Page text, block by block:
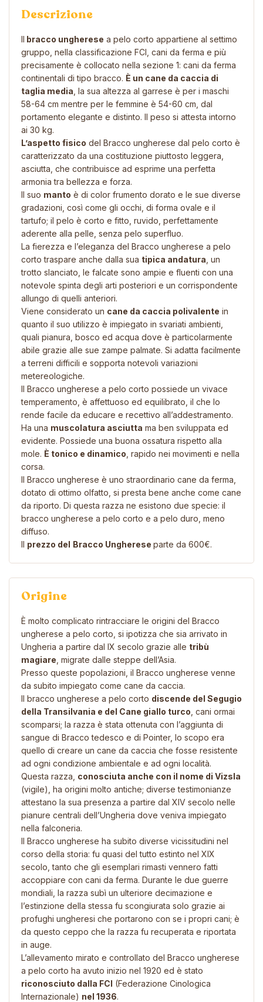
Descrizione
Il bracco ungherese a pelo corto appartiene al settimo
gruppo, nella classificazione FCI, cani da ferma e più
precisamente è collocato nella sezione 1: cani da ferma
continentali di tipo bracco. È un cane da caccia di
taglia media , la sua altezza al garrese è per i maschi
58-64 cm mentre per le femmine è 54-60 cm, dal
portamento elegante e distinto. Il peso si attesta intorno
ai 30 kg.
L’aspetto fisico del Bracco ungherese dal pelo corto è
caratterizzato da una costituzione piuttosto leggera,
asciutta, che contribuisce ad esprime una perfetta
armonia tra bellezza e forza.
Il suo manto è di color frumento dorato e le sue diverse
gradazioni, così come gli occhi, di forma ovale e il
tartufo; il pelo è corto e fitto, ruvido, perfettamente
aderente alla pelle, senza pelo superfluo.
La fierezza e l’eleganza del Bracco ungherese a pelo
corto traspare anche dalla sua tipica andatura , un
trotto slanciato, le falcate sono ampie e fluenti con una
notevole spinta degli arti posteriori e un corrispondente
allungo di quelli anteriori.
Viene considerato un cane da caccia polivalente in
quanto il suo utilizzo è impiegato in svariati ambienti,
quali pianura, bosco ed acqua dove è particolarmente
abile grazie alle sue zampe palmate. Si adatta facilmente
a terreni difficili e sopporta notevoli variazioni
metereologiche.
Il Bracco ungherese a pelo corto possiede un vivace
temperamento, è affettuoso ed equilibrato, il che lo
rende facile da educare e recettivo all’addestramento.
Ha una muscolatura asciutta ma ben sviluppata ed
evidente. Possiede una buona ossatura rispetto alla
mole. È tonico e dinamico , rapido nei movimenti e nella
corsa.
Il Bracco ungherese è uno straordinario cane da ferma,
dotato di ottimo olfatto, si presta bene anche come cane
da riporto. Di questa razza ne esistono due specie: il
bracco ungherese a pelo corto e a pelo duro, meno
diffuso.
Il prezzo del Bracco Ungherese parte da 600€.
Origine
È molto complicato rintracciare le origini del Bracco
ungherese a pelo corto, si ipotizza che sia arrivato in
Ungheria a partire dal IX secolo grazie alle tribù
magiare , migrate dalle steppe dell’Asia.
Presso queste popolazioni, il Bracco ungherese venne
da subito impiegato come cane da caccia.
Il bracco ungherese a pelo corto discende del Segugio
della Transilvania e del Cane giallo turco , cani ormai
scomparsi; la razza è stata ottenuta con l’aggiunta di
sangue di Bracco tedesco e di Pointer, lo scopo era
quello di creare un cane da caccia che fosse resistente
ad ogni condizione ambientale e ad ogni località.
Questa razza, conosciuta anche con il nome di Vizsla
(vigile), ha origini molto antiche; diverse testimonianze
attestano la sua presenza a partire dal XIV secolo nelle
pianure centrali dell’Ungheria dove veniva impiegato
nella falconeria.
Il Bracco ungherese ha subito diverse vicissitudini nel
corso della storia: fu quasi del tutto estinto nel XIX
secolo, tanto che gli esemplari rimasti vennero fatti
accoppiare con cani da ferma. Durante le due guerre
mondiali, la razza subì un ulteriore decimazione e
l’estinzione della stessa fu scongiurata solo grazie ai
profughi ungheresi che portarono con se i propri cani; è
da questo ceppo che la razza fu recuperata e riportata
in auge.
L’allevamento mirato e controllato del Bracco ungherese
a pelo corto ha avuto inizio nel 1920 ed è stato
riconosciuto dalla FCI (Federazione Cinologica
Internazionale) nel 1936.